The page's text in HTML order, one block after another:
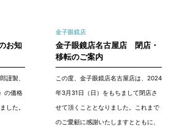
お知
謹製、
の価格
した。
金子眼鏡店
金子眼鏡店名古屋店 閉店・
移転のご案内
この度、金子眼鏡店名古屋店は、2024
年3月31日（日）をもちまして閉店さ
せて頂くこととなりました。これまで
のご愛顧に感謝いたしますとともに、